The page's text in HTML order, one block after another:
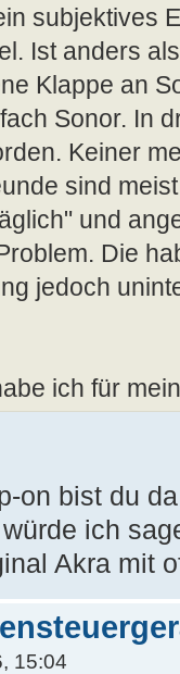
subjektives
Ist anders
Klappe an
Sonor. In
Keiner
sind
und
Die
jedoch
ich für
on bist du
ich
Akra mit
15:04